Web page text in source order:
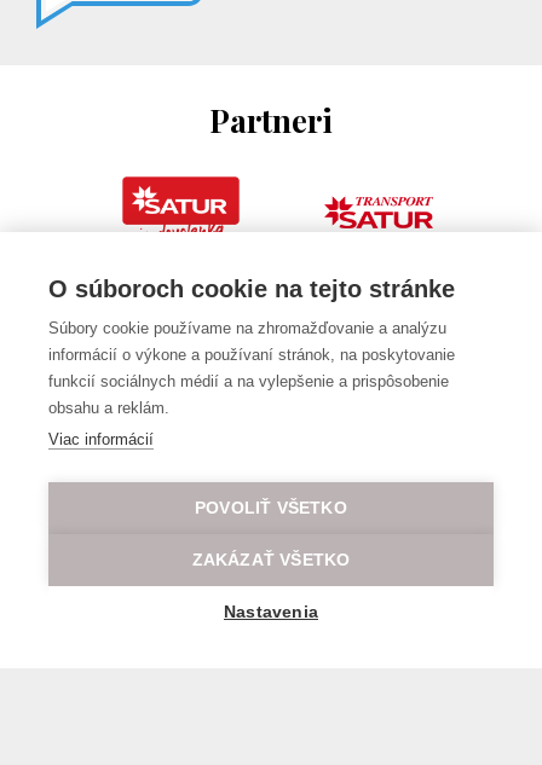
Partneri
O súboroch cookie na tejto stránke
Súbory cookie používame na zhromažďovanie a analýzu
informácií o výkone a používaní stránok, na poskytovanie
funkcií sociálnych médií a na vylepšenie a prispôsobenie
obsahu a reklám.
Viac informácií
POVOLIŤ VŠETKO
ZAKÁZAŤ VŠETKO
Nastavenia